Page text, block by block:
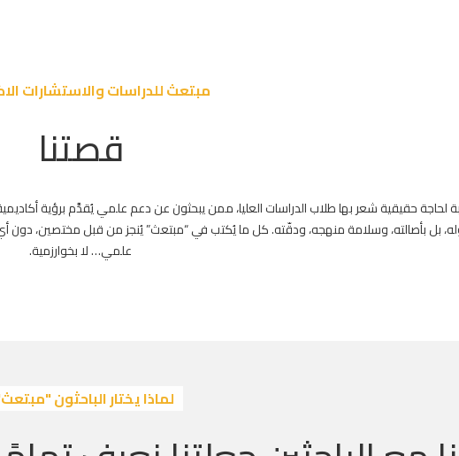
مبتعث للدراسات والاستشارات
قصتنا
حقيقية شعر بها طلاب الدراسات العليا، ممن يبحثون عن دعم علمي يُقدَّم برؤية
بل بأصالته، وسلامة منهجه، ودقّته. كل ما يُكتب في “مبتعث” يُنجز من قبل مختصين، دون
علمي… لا بخوارزمية.
لماذا يختار الباحثون